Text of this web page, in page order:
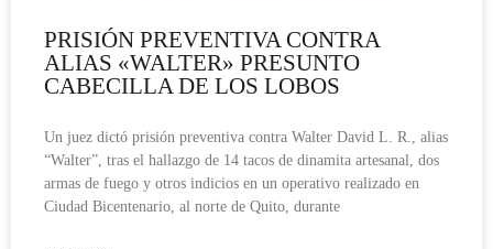
PRISIÓN PREVENTIVA CONTRA
ALIAS «WALTER» PRESUNTO
CABECILLA DE LOS LOBOS
Un juez dictó prisión preventiva contra Walter David L. R., alias
“Walter”, tras el hallazgo de 14 tacos de dinamita artesanal, dos
armas de fuego y otros indicios en un operativo realizado en
Ciudad Bicentenario, al norte de Quito, durante